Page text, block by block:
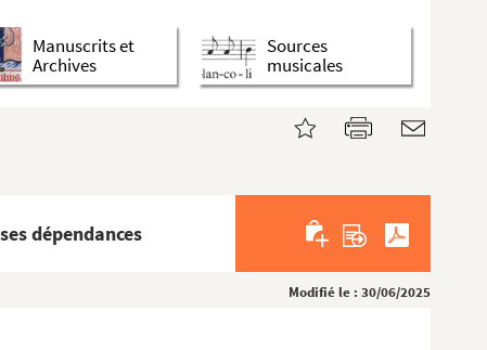
Manuscrits et
Archives
Sources
musicales
dépendances
Modifié le : 30/06/2025